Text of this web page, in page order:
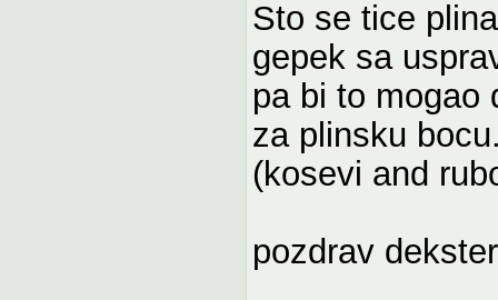
Sto se tice
gepek sa
pa bi to mogao
za plinsku
(kosevi and
pozdrav